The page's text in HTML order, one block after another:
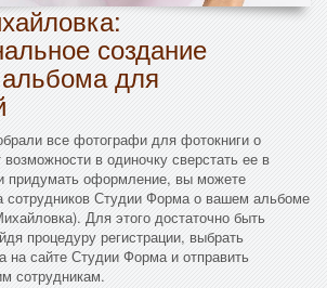
создание
для
все фотографи для фотокниги о
в одиночку сверстать ее в
придумать оформление, вы можете
сотрудников Студии Форма о вашем альбоме
Для этого достаточно быть
процедуру регистрации, выбрать
на сайте Студии Форма и отправить
сотрудникам.